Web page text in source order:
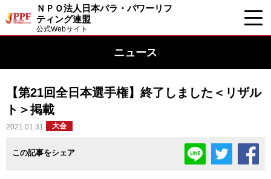
ＮＰＯ法人日本パラ・パワーリフ
ティング連盟
公式Webサイト
ニュース
【第21回全日本選手権】終了しました＜リザル
ト＞掲載
2021.01.31 大会
この記事をシェア